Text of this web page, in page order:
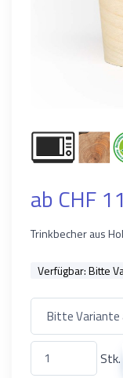
ab CHF
Trinkbecher aus
Verfügbar:Bitte
Stk.